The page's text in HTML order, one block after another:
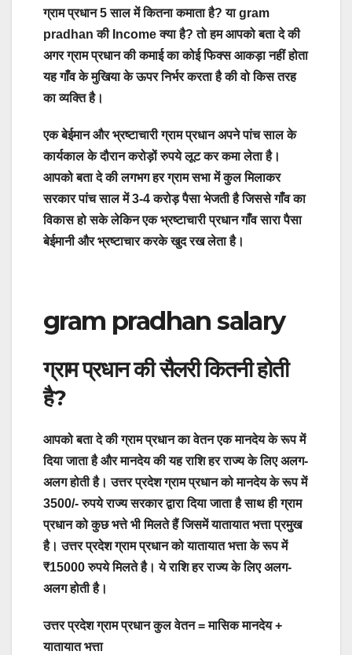
ग्राम प्रधान 5 साल में कितना कमाता है? या gram
pradhan की Income क्या है? तो हम आपको बता दे की
अगर ग्राम प्रधान की कमाई का कोई फिक्स आकड़ा नहीं होता
यह गाँव के मुखिया के ऊपर निर्भर करता है की वो किस तरह
का व्यक्ति है।
एक बेईमान और भ्रष्टाचारी ग्राम प्रधान अपने पांच साल के
कार्यकाल के दौरान करोड़ों रुपये लूट कर कमा लेता है।
आपको बता दे की लगभग हर ग्राम सभा में कुल मिलाकर
सरकार पांच साल में 3-4 करोड़ पैसा भेजती है जिससे गाँव का
विकास हो सके लेकिन एक भ्रष्टाचारी प्रधान गाँव सारा पैसा
बेईमानी और भ्रष्टाचार करके खुद रख लेता है।
gram pradhan salary
ग्राम प्रधान की सैलरी कितनी होती
है?
आपको बता दे की ग्राम प्रधान का वेतन एक मानदेय के रूप में
दिया जाता है और मानदेय की यह राशि हर राज्य के लिए अलग-
अलग होती है।उत्तर प्रदेश ग्राम प्रधान को मानदेय के रूप में
3500/- रुपये राज्य सरकार द्वारा दिया जाता है साथ ही ग्राम
प्रधान को कुछ भत्ते भी मिलते हैं जिसमें यातायात भत्ता प्रमुख
है। उत्तर प्रदेश ग्राम प्रधान को यातायात भत्ता के रूप में
₹15000 रुपये मिलते है। ये राशि हर राज्य के लिए अलग-
अलग होती है।
उत्तर प्रदेश ग्राम प्रधान कुल वेतन = मासिक मानदेय +
यातायात भत्ता